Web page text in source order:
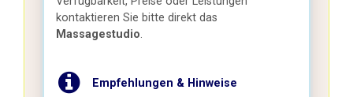
kontaktieren Sie bitte direkt das
Massagestudio.
Empfehlungen & Hinweise